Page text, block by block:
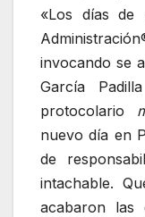
«Los días de
invocando se
García
protocolario
nuevo día en
de
intachable.
acabaron las